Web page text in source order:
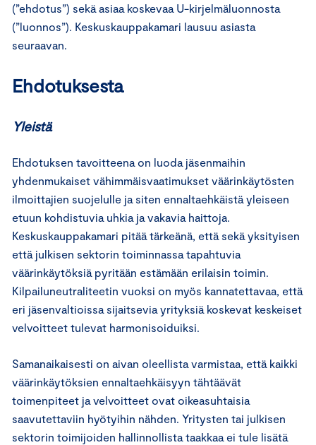
(”ehdotus”) sekä asiaa koskevaa U-kirjelmäluonnosta
(”luonnos”). Keskuskauppakamari lausuu asiasta
seuraavan.
Ehdotuksesta
Yleistä
Ehdotuksen tavoitteena on luoda jäsenmaihin
yhdenmukaiset vähimmäisvaatimukset väärinkäytösten
ilmoittajien suojelulle ja siten ennaltaehkäistä yleiseen
etuun kohdistuvia uhkia ja vakavia haittoja.
Keskuskauppakamari pitää tärkeänä, että sekä yksityisen
että julkisen sektorin toiminnassa tapahtuvia
väärinkäytöksiä pyritään estämään erilaisin toimin.
Kilpailuneutraliteetin vuoksi on myös kannatettavaa, että
eri jäsenvaltioissa sijaitsevia yrityksiä koskevat keskeiset
velvoitteet tulevat harmonisoiduiksi.
Samanaikaisesti on aivan oleellista varmistaa, että kaikki
väärinkäytöksien ennaltaehkäisyyn tähtäävät
toimenpiteet ja velvoitteet ovat oikeasuhtaisia
saavutettaviin hyötyihin nähden. Yritysten tai julkisen
sektorin toimijoiden hallinnollista taakkaa ei tule lisätä